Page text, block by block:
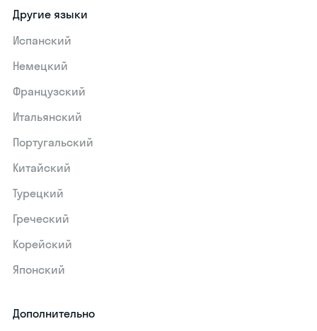
Другие языки
Испанский
Немецкий
Французский
Итальянский
Португальский
Китайский
Турецкий
Греческий
Корейский
Японский
Дополнительно